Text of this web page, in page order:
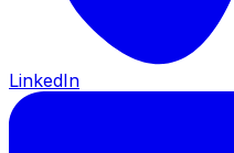
LinkedIn